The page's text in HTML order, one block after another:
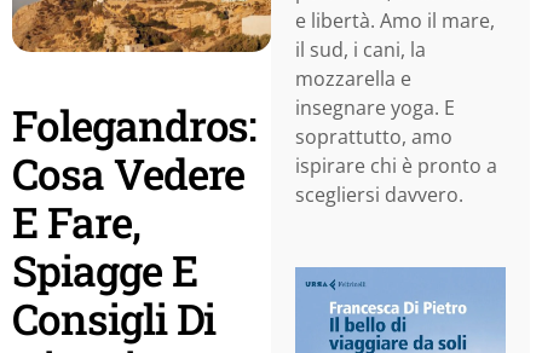
Folegandros:
Cosa Vedere
E Fare,
Spiagge E
Consigli Di
e libertà. Amo il mare,
il sud, i cani, la
mozzarella e
insegnare yoga. E
soprattutto, amo
ispirare chi è pronto a
scegliersi davvero.